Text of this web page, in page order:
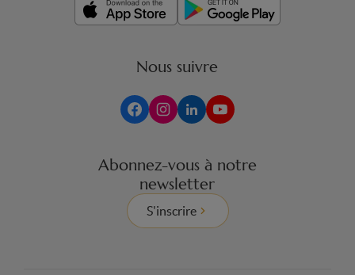
Nous suivre
Abonnez-vous à notre
newsletter
S'inscrire